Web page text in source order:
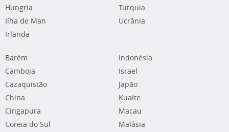
Hungria
Ilha de Man
Irlanda
Turquia
Ucrânia
Barém
Camboja
Cazaquistão
China
Cingapura
Coreia do Sul
Indonésia
Israel
Japão
Kuaite
Macau
Malásia